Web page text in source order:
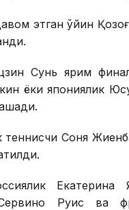
этган ўйин
Сунь ярим
ёки япониялик
теннисчи Соня
Руис ва